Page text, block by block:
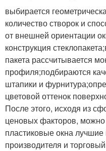
выбирается
количество створок и
от внешней ориентации
конструкция
пакета рассчитывается
профиля;подбираются
штапики и
цветовой оттенок
После этого, исходя из
ценовых факторов, можно
пластиковые окна лучшие
производителя и